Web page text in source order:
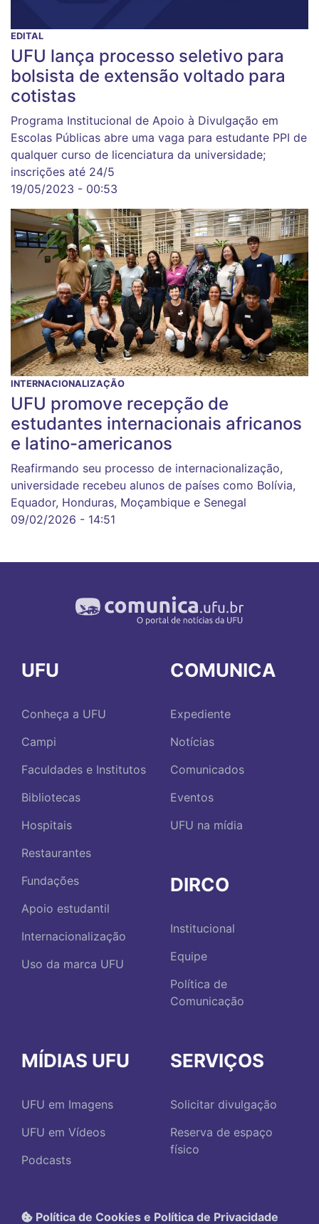
EDITAL
UFU lança processo seletivo para
bolsista de extensão voltado para
cotistas
Programa Institucional de Apoio à Divulgação em
Escolas Públicas abre uma vaga para estudante PPI de
qualquer curso de licenciatura da universidade;
inscrições até 24/5
19/05/2023 - 00:53
INTERNACIONALIZAÇÃO
UFU promove recepção de
estudantes internacionais africanos
e latino-americanos
Reafirmando seu processo de internacionalização,
universidade recebeu alunos de países como Bolívia,
Equador, Honduras, Moçambique e Senegal
09/02/2026 - 14:51
UFU
Conheça a UFU
Campi
Faculdades e Institutos
Bibliotecas
Hospitais
Restaurantes
Fundações
Apoio estudantil
Internacionalização
Uso da marca UFU
COMUNICA
Expediente
Notícias
Comunicados
Eventos
UFU na mídia
DIRCO
Institucional
Equipe
Política de
Comunicação
MÍDIAS UFU
UFU em Imagens
UFU em Vídeos
Podcasts
SERVIÇOS
Solicitar divulgação
Reserva de espaço
físico
Política de Cookies e Política de Privacidade